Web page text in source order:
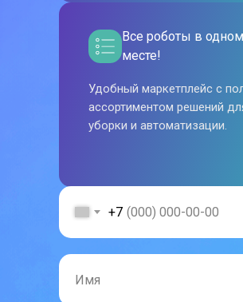
Все роботы в одном
месте!
Удобный маркетплейс с
ассортиментом решений
уборки и автоматизации.
+7